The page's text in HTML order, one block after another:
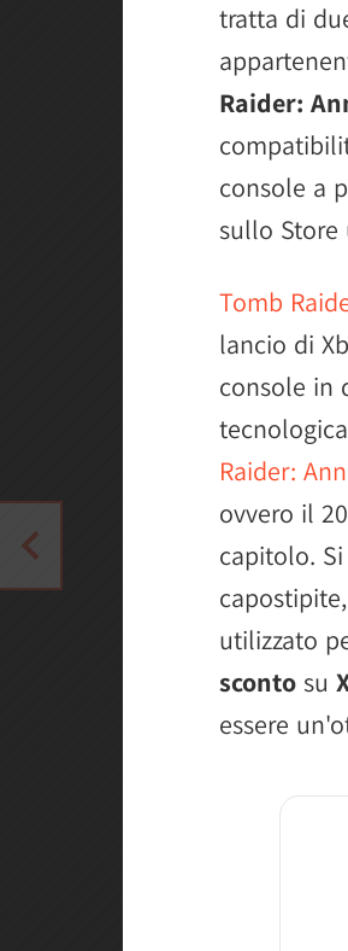
tratta di
Raider:
console a
sullo Store
Tomb
lancio di
console in
Raider:
ovvero il
capitolo.
utilizzato
sconto su
essere